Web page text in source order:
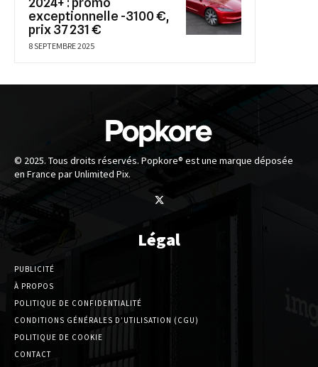
exceptionnelle -3100 €,
prix 37 231 €
8 SEPTEMBRE 2025
© 2025. Tous droits réservés. Popkore® est une marque déposée
en France par Unlimited Pix.
Légal
PUBLICITÉ
À PROPOS
POLITIQUE DE CONFIDENTIALITÉ
CONDITIONS GÉNÉRALES D’UTILISATION (CGU)
POLITIQUE DE COOKIE
CONTACT